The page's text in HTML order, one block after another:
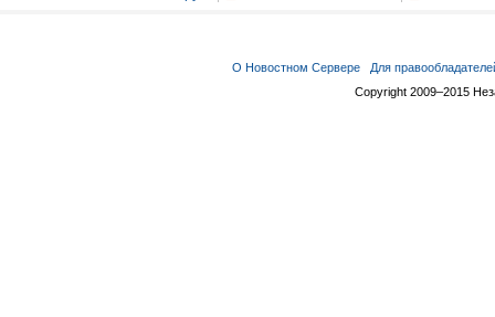
О Новостном Сервере
Для
Copyright 2009–2015